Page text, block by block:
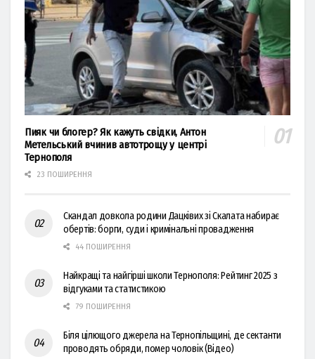
Пияк чи блогер? Як кажуть свідки, Антон
Метельський вчинив автотрощу у центрі
Тернополя
23 ПОШИРЕННЯ
Скандал довкола родини Дацківих зі Скалата набирає
обертів: борги, суди і кримінальні провадження
44 ПОШИРЕННЯ
Найкращі та найгірші школи Тернополя: Рейтинг 2025 з
відгуками та статистикою
79 ПОШИРЕННЯ
Біля цілющого джерела на Тернопільщині, де сектанти
проводять обряди, помер чоловік (Відео)